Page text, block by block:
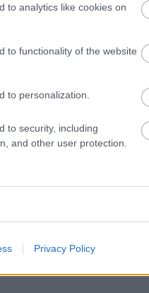
to analytics like cookies on
to functionality of the website
to personalization.
to security, including
and other user protection.
Privacy Policy